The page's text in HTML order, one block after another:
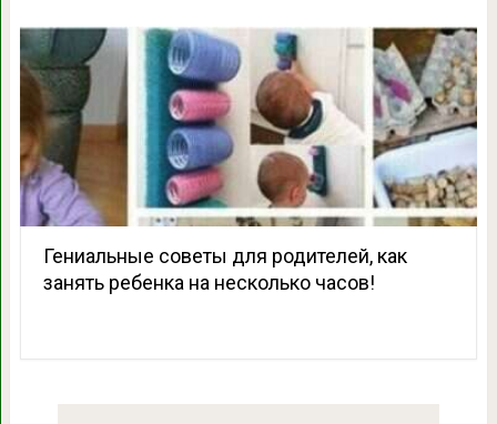
Гениальные советы для родителей, как
занять ребенка на несколько часов!